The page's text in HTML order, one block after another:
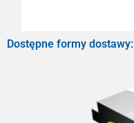
Dostępne formy dostawy: